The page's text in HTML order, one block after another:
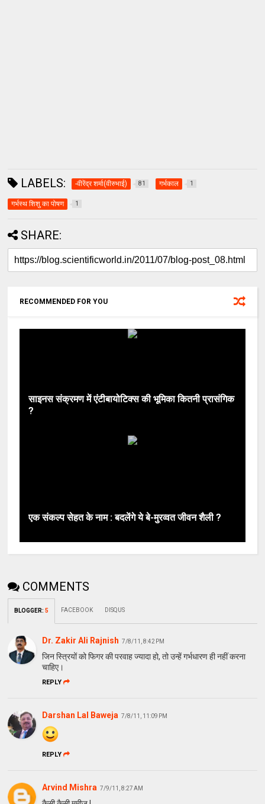
LABELS: -वीरेंद्र शर्मा(वीरुभाई) 81 गर्भकाल 1
गर्भस्‍थ शिशु का पोषण 1
SHARE:
RECOMMENDED FOR YOU
साइनस संक्रमण में एंटीबायोटिक्स की भूमिका कितनी प्रासंगिक
?
एक संकल्प सेहत के नाम : बदलेंगे ये बे-मुरव्वत जीवन शैली ?
COMMENTS
BLOGGER:5 FACEBOOK DISQUS
Dr. Zakir Ali Rajnish 7/8/11, 8:42 PM
जिन स्त्रियों को फिगर की परवाह ज्‍यादा हो, तो उन्‍हें गर्भधारण ही नहीं करना
चाहिए।
REPLY
Darshan Lal Baweja 7/8/11, 11:09 PM
REPLY
Arvind Mishra 7/9/11, 8:27 AM